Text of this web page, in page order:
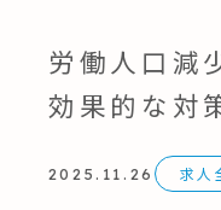
労働人口減
効果的な対
2025.11.26 求人